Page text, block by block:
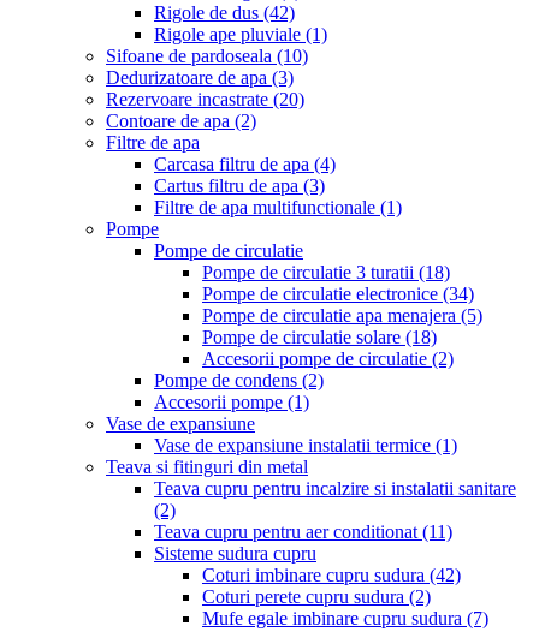
Rigole de dus (42)
Rigole ape pluviale (1)
Sifoane de pardoseala (10)
Dedurizatoare de apa (3)
Rezervoare incastrate (20)
Contoare de apa (2)
Filtre de apa
Carcasa filtru de apa (4)
Cartus filtru de apa (3)
Filtre de apa multifunctionale (1)
Pompe
Pompe de circulatie
Pompe de circulatie 3 turatii (18)
Pompe de circulatie electronice (34)
Pompe de circulatie apa menajera (5)
Pompe de circulatie solare (18)
Accesorii pompe de circulatie (2)
Pompe de condens (2)
Accesorii pompe (1)
Vase de expansiune
Vase de expansiune instalatii termice (1)
Teava si fitinguri din metal
Teava cupru pentru incalzire si instalatii sanitare
(2)
Teava cupru pentru aer conditionat (11)
Sisteme sudura cupru
Coturi imbinare cupru sudura (42)
Coturi perete cupru sudura (2)
Mufe egale imbinare cupru sudura (7)